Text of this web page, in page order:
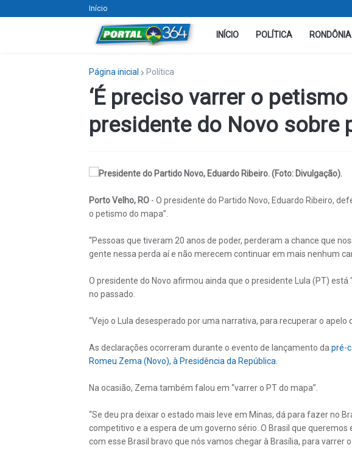
Início
INÍCIO POLÍTICA RONDÔNIA
Página inicial Política
‘É preciso varrer o petismo
presidente do Novo sobre
Presidente do Partido Novo, Eduardo Ribeiro. (Foto: Divulgação).
Porto Velho, RO- O presidente do Partido Novo, Eduardo Ribeiro,
o petismo do mapa”.
“Pessoas que tiveram 20 anos de poder, perderam a chance que
gente nessa perda aí e não merecem continuar em mais nenhum
O presidente do Novo afirmou ainda que o presidente Lula (PT) está
no passado.
“Vejo o Lula desesperado por uma narrativa, para recuperar o apelo
As declarações ocorreram durante o evento de lançamento da pré-
Romeu Zema (Novo), à Presidência da República.
Na ocasião, Zema também falou em “varrer o PT do mapa”.
“Se deu pra deixar o estado mais leve em Minas, dá para fazer no
competitivo e a espera de um governo sério. O Brasil que queremos
com esse Brasil bravo que nós vamos chegar à Brasília, para varrer